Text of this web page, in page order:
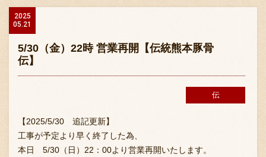
2025
05.21
5/30（金）22時 営業再開【伝統熊本豚骨
伝】
伝
【2025/5/30 追記更新】
工事が予定より早く終了した為、
本日 5/30（日）22：00より営業再開いたします。